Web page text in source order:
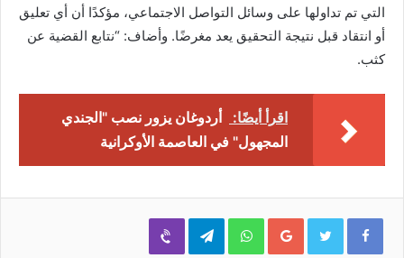
التي تم تداولها على وسائل التواصل الاجتماعي، مؤكدًا أن أي تعليق
أو انتقاد قبل نتيجة التحقيق يعد مغرضًا. وأضاف: “نتابع القضية عن
كثب.
اقرأ أيضًا:
أردوغان يزور نصب "الجندي
المجهول" في العاصمة الأوكرانية
Google+
WhatsApp
Telegram
Viber